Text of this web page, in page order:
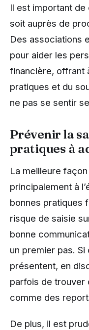
Il est important
soit auprès de
Des associations
pour aider les
financière, offrant
pratiques et du
ne pas se sentir
Prévenir la
pratiques à
La meilleure
principalement à
bonnes pratiques
risque de saisie
bonne
un premier pas.
présentent, en
parfois de trouver
comme des
De plus, il est